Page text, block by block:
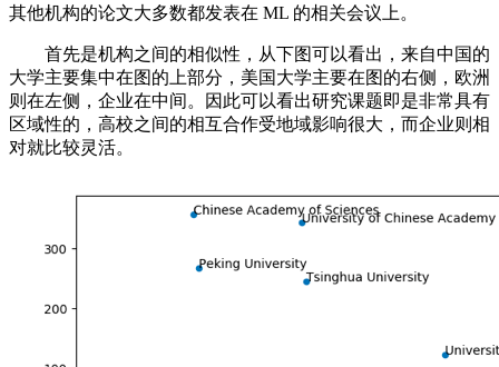
其他机构的论文大多数都发表在 ML 的相关会议上。
首先是机构之间的相似性，从下图可以看出，来自中国的
大学主要集中在图的上部分，美国大学主要在图的右侧，欧洲
则在左侧，企业在中间。因此可以看出研究课题即是非常具有
区域性的，高校之间的相互合作受地域影响很大，而企业则相
对就比较灵活。